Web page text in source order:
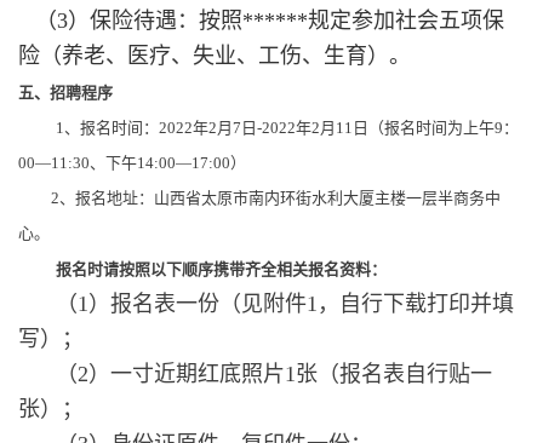
（3）保险待遇：按照******规定参加社会五项保
险（养老、医疗、失业、工伤、生育）。
五、招聘程序
1、报名时间：2022年2月7日-2022年2月11日（报名时间为上午9：
00—11:30、下午14:00—17:00）
2、报名地址：山西省太原市南内环街水利大厦主楼一层半商务中
心。
报名时请按照以下顺序携带齐全相关报名资料：
（1）报名表一份（见附件1，自行下载打印并填
写）；
（2）一寸近期红底照片1张（报名表自行贴一
张）；